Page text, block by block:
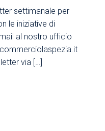
settimanale per
le iniziative di
al nostro ufficio
via […]